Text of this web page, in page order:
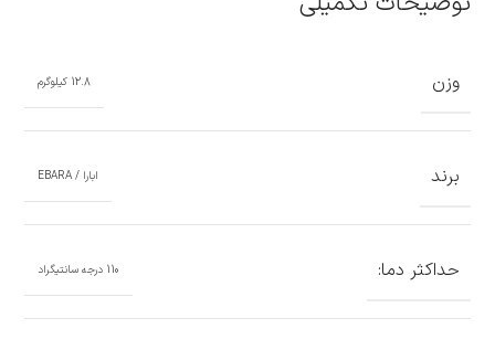
وزن 12.8 کیلوگرم
برند ابارا / EBARA
حداکثر دما: 110 درجه سانتیگراد